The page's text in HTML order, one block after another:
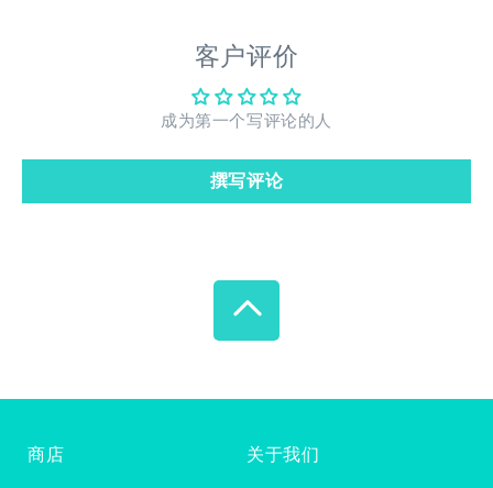
客户评价
成为第一个写评论的人
撰写评论
商店 关于我们